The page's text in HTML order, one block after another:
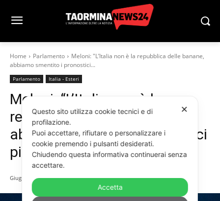
Home Parlamento
Meloni: "L’Italia non è la repubblica delle banane,
abbiamo smentito i pronostici...
Parlamento Italia - Esteri
Meloni: “L’Italia non è la
repubblica delle banane,
abbiamo smentito i pronostici
più nefasti”
Giugno 10, 2026
✕
Questo sito utilizza cookie tecnici e di
profilazione.
Puoi accettare, rifiutare o personalizzare i
cookie premendo i pulsanti desiderati.
Chiudendo questa informativa continuerai senza
accettare.
Accetta